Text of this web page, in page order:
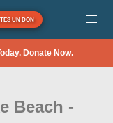
UN DON
Donate Now.
Beach -